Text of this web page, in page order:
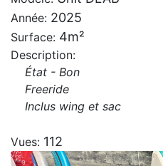
Année: 2025
Surface: 4m²
Description:
État - Bon
Freeride
Inclus wing et sac
Vues: 112